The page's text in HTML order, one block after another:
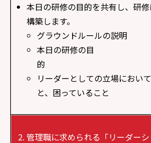
本日の研修の目的を共有し、研
構築します。
グラウンドルールの説明
本日の研修の目
リーダーとしての立場におい
と、困っている
管理職に求められる「リーダー